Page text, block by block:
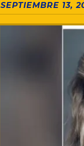
SEPTIEMBRE 13,